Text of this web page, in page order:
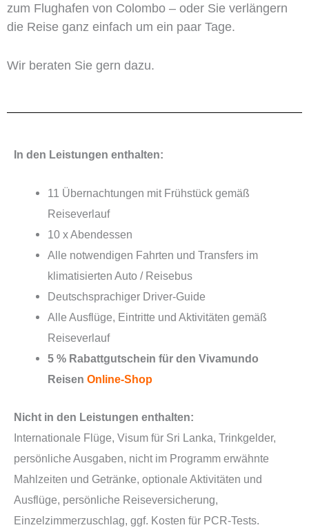
zum Flughafen von Colombo – oder Sie verlängern
die Reise ganz einfach um ein paar Tage.
Wir beraten Sie gern dazu.
In den Leistungen enthalten:
11 Übernachtungen mit Frühstück gemäß
Reiseverlauf
10 x Abendessen
Alle notwendigen Fahrten und Transfers im
klimatisierten Auto / Reisebus
Deutschsprachiger Driver-Guide
Alle Ausflüge, Eintritte und Aktivitäten gemäß
Reiseverlauf
5 % Rabattgutschein für den Vivamundo
Reisen Online-Shop
Nicht in den Leistungen enthalten:
Internationale Flüge, Visum für Sri Lanka, Trinkgelder,
persönliche Ausgaben, nicht im Programm erwähnte
Mahlzeiten und Getränke, optionale Aktivitäten und
Ausflüge, persönliche Reiseversicherung,
Einzelzimmerzuschlag, ggf. Kosten für PCR-Tests.